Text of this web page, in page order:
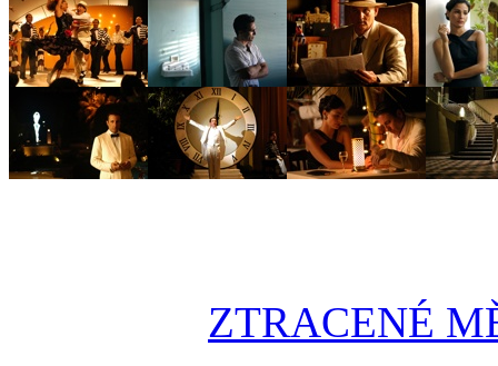
ZTRACENÉ